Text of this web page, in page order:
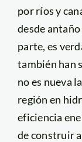
por ríos y
desde
parte, es
también han
no es nueva
región en
eficiencia
de construir